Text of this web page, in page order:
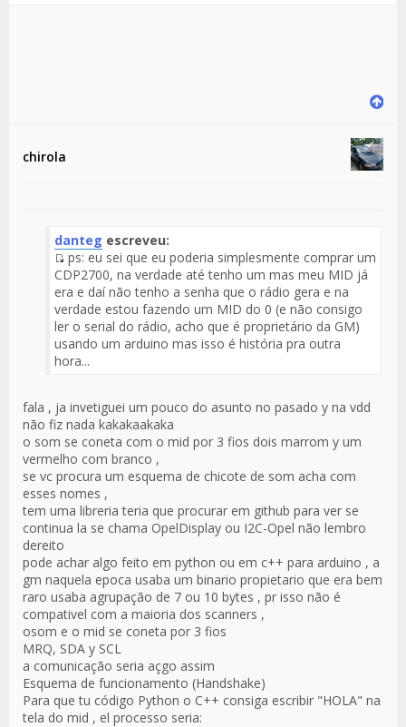
chirola
danteg escreveu:
Fuente
del
Mensaje
ps: eu sei que eu poderia simplesmente comprar um
CDP2700, na verdade até tenho um mas meu MID já
era e daí não tenho a senha que o rádio gera e na
verdade estou fazendo um MID do 0 (e não consigo
ler o serial do rádio, acho que é proprietário da GM)
usando um arduino mas isso é história pra outra
hora...
fala , ja invetiguei um pouco do asunto no pasado y na vdd
não fiz nada kakakaakaka
o som se coneta com o mid por 3 fios dois marrom y um
vermelho com branco ,
se vc procura um esquema de chicote de som acha com
esses nomes ,
tem uma libreria teria que procurar em github para ver se
continua la se chama OpelDisplay ou I2C-Opel não lembro
dereito
pode achar algo feito em python ou em c++ para arduino , a
gm naquela epoca usaba um binario propietario que era bem
raro usaba agrupação de 7 ou 10 bytes , pr isso não é
compativel com a maioria dos scanners ,
osom e o mid se coneta por 3 fios
MRQ, SDA y SCL
a comunicação seria açgo assim
Esquema de funcionamento (Handshake)
Para que tu código Python o C++ consiga escribir "HOLA" na
tela do mid , el processo seria: